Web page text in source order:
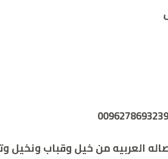
العربيه من خيل وقباب ونخيل